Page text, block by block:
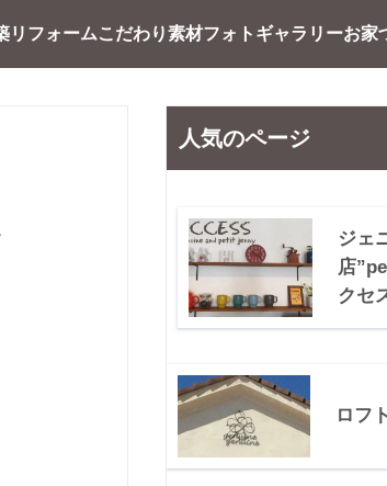
リフォームこだわり素材フォトギャラリーお家
人気のページ
ジェ
店
クセ
ロフ